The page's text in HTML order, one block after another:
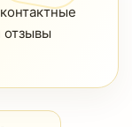
отзывы